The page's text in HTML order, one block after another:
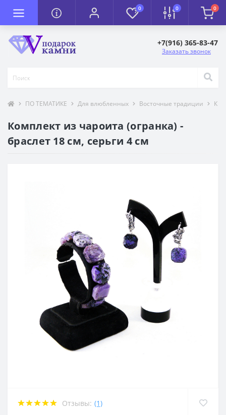
0 0 0
+7(916) 365-83-47
Заказать звонок
ПО ТЕМАТИКЕ Для влюбленных Восточные традиции К
Комплект из чароита (огранка) -
браслет 18 см, серьги 4 см
Отзывы: (1)